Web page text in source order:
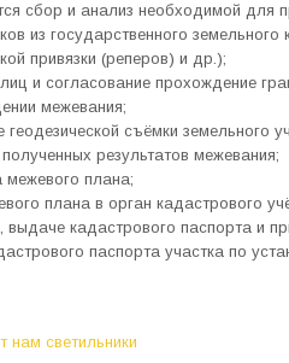
сбор и анализ необходимой для
из государственного
привязки (реперов) и др.);
и согласование прохождение
межевания;
геодезической съёмки земельного
результатов межевания;
межевого плана;
плана в орган кадастрового
выдаче кадастрового паспорта и
паспорта участка по
нам светильники